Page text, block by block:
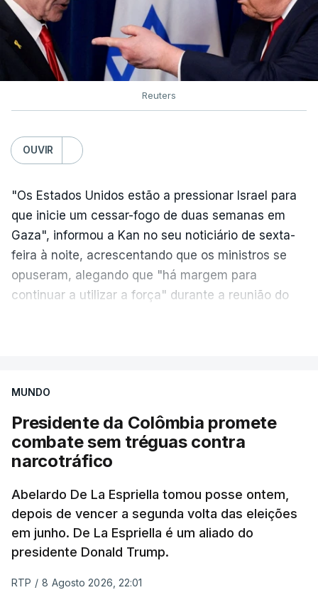
Reuters
OUVIR
"Os Estados Unidos estão a pressionar Israel para
que inicie um cessar-fogo de duas semanas em
Gaza", informou a Kan no seu noticiário de sexta-
feira à noite, acrescentando que os ministros se
opuseram, alegando que "há margem para
continuar a utilizar a força" durante a reunião do
aplicação do plano de desarmamento do Hamas.
Além disso, o correspondente do canal de
televisão israelita i24News, que também teve
acesso às deliberações do Gabinete, recordou na
autorização formal de Israel para a entrada em
Gaza da Força Internacional de Estabilização, um
contingente multinacional proposto no âmbito do
Conselho da Paz promovido por Trump.
MUNDO
Presidente da Colômbia promete
combate sem tréguas contra
narcotráfico
Abelardo De La Espriella tomou posse ontem,
depois de vencer a segunda volta das eleições
em junho. De La Espriella é um aliado do
presidente Donald Trump.
RTP / 8 Agosto 2026, 22:01